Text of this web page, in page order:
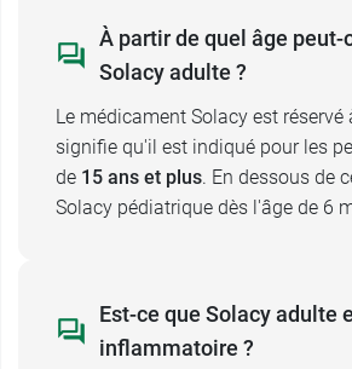
complément alimentaire
vitamine A (rétinol) notamment
médecin ou de votre pharmacien.
Lesantibiotiques de la classe
doivent pas être associés à ce
lorsqu'il est à une posologie
Solacy adulte, grossesse et
À partir de quel âge peut-
Solacy adulte ?
Le médicament Solacy est réservé
signifie qu'il est indiqué pour les
de 15 ans et plus. En dessous de
Solacy pédiatrique dès l'âge de 6
Est-ce que Solacy adulte
inflammatoire ?